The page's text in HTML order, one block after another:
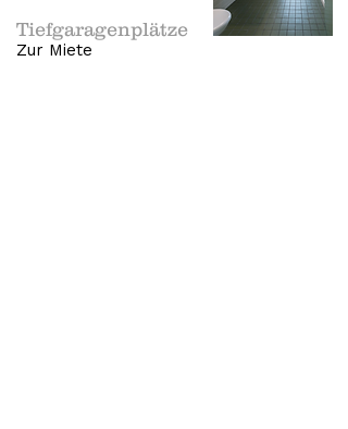
Tiefgaragenplätze
Zur Miete